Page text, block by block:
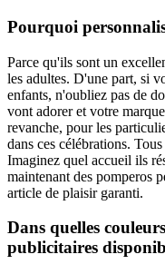
Pourquoi
Parce qu'ils sont un
les adultes. D'une part, si
enfants, n'oubliez pas de
vont adorer et votre
revanche, pour les
dans ces célébrations.
Imaginez quel accueil ils
maintenant des pomperos
article de plaisir garanti.
Dans quelles
publicitaires